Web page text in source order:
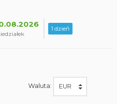
1 dzień
Waluta: